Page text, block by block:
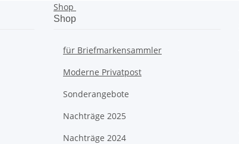
Shop
Shop
für Briefmarkensammler
Moderne Privatpost
Sonderangebote
Nachträge 2025
Nachträge 2024